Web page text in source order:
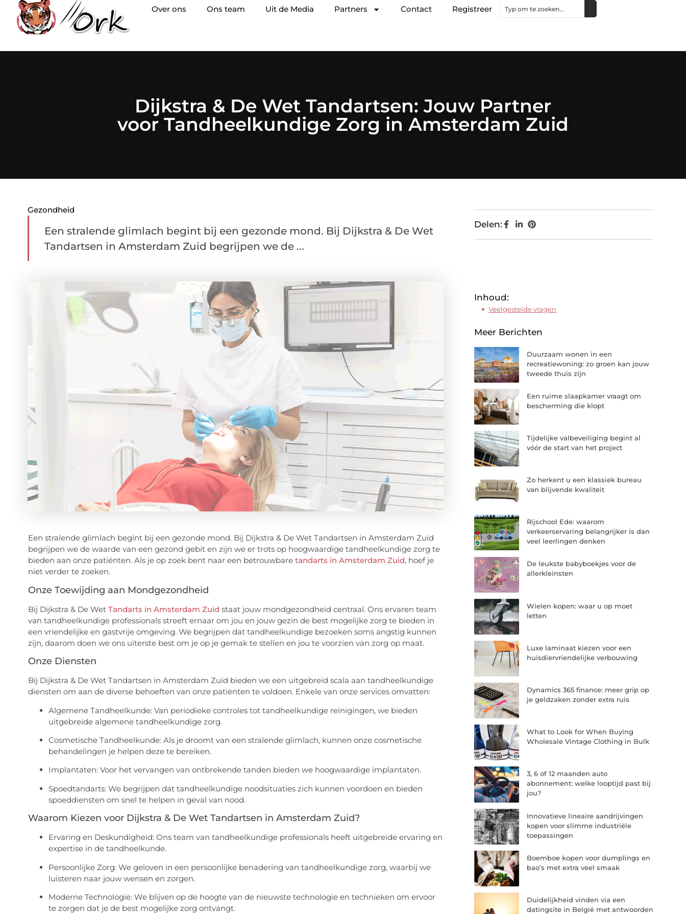
Over ons Ons team Uit de Media Partners Contact Registreer
Dijkstra & De Wet Tandartsen: Jouw Partner
voor Tandheelkundige Zorg in Amsterdam Zuid
Gezondheid
Een stralende glimlach begint bij een gezonde mond. Bij Dijkstra & De Wet
Tandartsen in Amsterdam Zuid begrijpen we de ...
Een stralende glimlach begint bij een gezonde mond. Bij Dijkstra & De Wet Tandartsen in Amsterdam Zuid
begrijpen we de waarde van een gezond gebit en zijn we er trots op hoogwaardige tandheelkundige zorg te
bieden aan onze patiënten. Als je op zoek bent naar een betrouwbare tandarts in Amsterdam Zuid, hoef je
niet verder te zoeken.
Onze Toewijding aan Mondgezondheid
Bij Dijkstra & De Wet Tandarts in Amsterdam Zuid staat jouw mondgezondheid centraal. Ons ervaren team
van tandheelkundige professionals streeft ernaar om jou en jouw gezin de best mogelijke zorg te bieden in
een vriendelijke en gastvrije omgeving. We begrijpen dat tandheelkundige bezoeken soms angstig kunnen
zijn, daarom doen we ons uiterste best om je op je gemak te stellen en jou te voorzien van zorg op maat.
Onze Diensten
Bij Dijkstra & De Wet Tandartsen in Amsterdam Zuid bieden we een uitgebreid scala aan tandheelkundige
diensten om aan de diverse behoeften van onze patiënten te voldoen. Enkele van onze services omvatten:
Algemene Tandheelkunde: Van periodieke controles tot tandheelkundige reinigingen, we bieden
uitgebreide algemene tandheelkundige zorg.
Cosmetische Tandheelkunde: Als je droomt van een stralende glimlach, kunnen onze cosmetische
behandelingen je helpen deze te bereiken.
Implantaten: Voor het vervangen van ontbrekende tanden bieden we hoogwaardige implantaten.
Spoedtandarts: We begrijpen dat tandheelkundige noodsituaties zich kunnen voordoen en bieden
spoeddiensten om snel te helpen in geval van nood.
Waarom Kiezen voor Dijkstra & De Wet Tandartsen in Amsterdam Zuid?
Ervaring en Deskundigheid: Ons team van tandheelkundige professionals heeft uitgebreide ervaring en
expertise in de tandheelkunde.
Persoonlijke Zorg: We geloven in een persoonlijke benadering van tandheelkundige zorg, waarbij we
luisteren naar jouw wensen en zorgen.
Moderne Technologie: We blijven op de hoogte van de nieuwste technologie en technieken om ervoor
te zorgen dat je de best mogelijke zorg ontvangt.
Delen:
Inhoud:
Veelgestelde vragen
Meer Berichten
Duurzaam wonen in een
recreatiewoning: zo groen kan jouw
tweede thuis zijn
Een ruime slaapkamer vraagt om
bescherming die klopt
Tijdelijke valbeveiliging begint al
vóór de start van het project
Zo herkent u een klassiek bureau
van blijvende kwaliteit
Rijschool Ede: waarom
verkeerservaring belangrijker is dan
veel leerlingen denken
De leukste babyboekjes voor de
allerkleinsten
Wielen kopen: waar u op moet
letten
Luxe laminaat kiezen voor een
huisdiervriendelijke verbouwing
Dynamics 365 finance: meer grip op
je geldzaken zonder extra ruis
What to Look for When Buying
Wholesale Vintage Clothing in Bulk
3, 6 of 12 maanden auto
abonnement: welke looptijd past bij
jou?
Innovatieve lineaire aandrijvingen
kopen voor slimme industriële
toepassingen
Boemboe kopen voor dumplings en
bao’s met extra veel smaak
Duidelijkheid vinden via een
datingsite in België met antwoorden